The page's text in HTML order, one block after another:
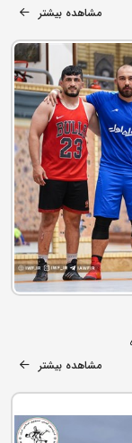
مشاهده بیشتر
مشاهده بیشتر